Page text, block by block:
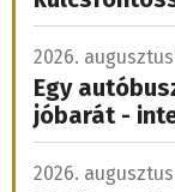
2026.
Egy
jóbarát -
2026.